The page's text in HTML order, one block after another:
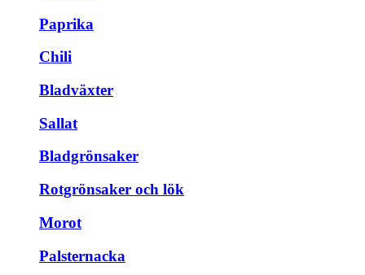
Paprika
Chili
Bladväxter
Sallat
Bladgrönsaker
Rotgrönsaker och lök
Morot
Palsternacka